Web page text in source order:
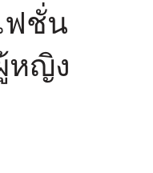
ฟชั่น
หญิง